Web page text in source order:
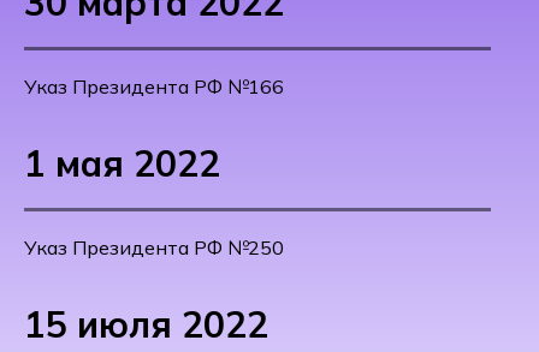
Указ Президента РФ №166
1 мая 2022
Указ Президента РФ №250
15 июля 2022